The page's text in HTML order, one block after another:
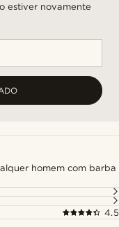
estiver novamente
homem com barba
4.5